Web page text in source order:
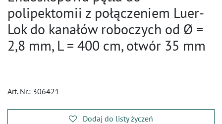
polipektomii z połączeniem Luer-
Lok do kanałów roboczych od Ø =
2,8 mm, L = 400 cm, otwór 35 mm
Art. Nr.: 306421
Dodaj do listy życzeń